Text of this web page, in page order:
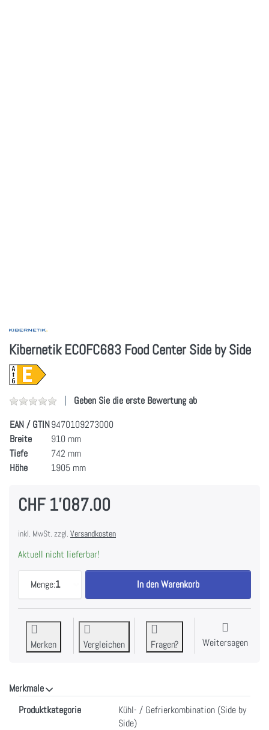
Kibernetik ECOFC683 Food Center Side by Side
Geben Sie die erste Bewertung ab
EAN / GTIN9470109273000
Breite
910 mm
Tiefe
742 mm
Höhe
1905 mm
CHF 1'087.00
inkl. MwSt. zzgl. Versandkosten
Aktuell nicht lieferbar!
Menge:1
Kibernetik ECOFC683 Food Center Side by Side
In den Warenkorb
Merken Vergleichen Fragen? Weitersagen
Merkmale
Produktkategorie
Kühl- / Gefrierkombination (Side by
Side)